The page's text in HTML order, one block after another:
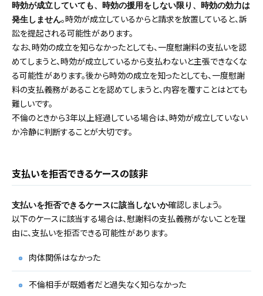
時効が成立していても、時効の援用をしない限り、時効の効力は
発生しません。時効が成立しているからと請求を放置していると、訴
訟を提起される可能性があります。
なお、時効の成立を知らなかったとしても、一度慰謝料の支払いを認
めてしまうと、時効が成立しているから支払わないと主張できなくな
る可能性があります。後から時効の成立を知ったとしても、一度慰謝
料の支払義務があることを認めてしまうと、内容を覆すことはとても
難しいです。
不倫のときから3年以上経過している場合は、時効が成立していない
か冷静に判断することが大切です。
支払いを拒否できるケースの該非
支払いを拒否できるケースに該当しないか確認しましょう。
以下のケースに該当する場合は、慰謝料の支払義務がないことを理
由に、支払いを拒否できる可能性があります。
肉体関係はなかった
不倫相手が既婚者だと過失なく知らなかった